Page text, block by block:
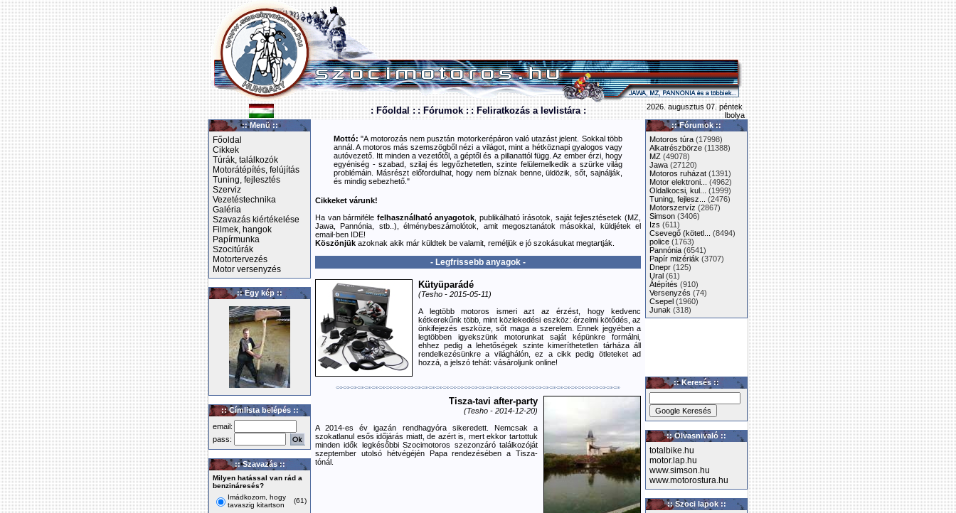
: Főoldal : : Fórumok : : Feliratkozás a levlistára :
2026. augusztus 07. péntek
Ibolya
:: Menü ::
Főoldal
Cikkek
Túrák, találkozók
Motorátépítés, felújítás
Tuning, fejlesztés
Szerviz
Vezetéstechnika
Galéria
Szavazás kiértékelése
Filmek, hangok
Papírmunka
Szocitúrák
Motortervezés
Motor versenyzés
:: Egy kép ::
:: Címlista belépés ::
email:
pass:
:: Szavazás ::
Milyen hatással van rád a
benzináresés?
Imádkozom, hogy
tavaszig kitartson
(61)
Mottó: "A motorozás nem pusztán motorkerépáron való utazást jelent. Sokkal több
annál. A motoros más szemszögből nézi a világot, mint a hétköznapi gyalogos vagy
autóvezető. Itt minden a vezetőtől, a géptől és a pillanattól függ. Az ember érzi, hogy
egyéniség - szabad, szilaj és legyőzhetetlen, szinte felülemelkedik a szürke világ
problémáin. Másrészt előfordulhat, hogy nem bíznak benne, üldözik, sőt, sajnálják,
és mindig sebezhető."
Cikkeket várunk!
Ha van bármiféle felhasználható anyagotok , publikálható írásotok, saját fejlesztésetek (MZ,
Jawa, Pannónia, stb..), élménybeszámolótok, amit megosztanátok másokkal, küldjétek el
email-ben IDE!
Köszönjük azoknak akik már küldtek be valamit, reméljük e jó szokásukat megtartják.
- Legfrissebb anyagok -
Kütyüparádé
(Tesho - 2015-05-11)
A legtöbb motoros ismeri azt az érzést, hogy kedvenc
kétkerekűnk több, mint közlekedési eszköz: érzelmi kötődés, az
önkifejezés eszköze, sőt maga a szerelem. Ennek jegyében a
legtöbben igyekszünk motorunkat saját képünkre formálni,
ehhez pedig a lehetőségek szinte kimeríthetetlen tárháza áll
rendelkezésünkre a világhálón, ez a cikk pedig ötleteket ad
hozzá, a jelszó tehát: vásároljunk online!
Tisza-tavi after-party
(Tesho - 2014-12-20)
A 2014-es év igazán rendhagyóra sikeredett. Nemcsak a
szokatlanul esős időjárás miatt, de azért is, mert ekkor tartottuk
minden idők legkésőbbi Szocimotoros szezonzáró találkozóját
szeptember utolsó hétvégéjén Papa rendezésében a Tisza-
tónál.
:: Fórumok ::
Motoros túra (17998)
Alkatrészbörze (11388)
MZ (49078)
Jawa (27120)
Motoros ruházat (1391)
Motor elektroni...
(4962)
Oldalkocsi, kul...
(1999)
Tuning, fejlesz...
(2476)
Motorszervíz (2867)
Simson (3406)
Izs (611)
Csevegő (kötetl...
(8494)
police (1763)
Pannónia (6541)
Papír mizériák (3707)
Dnepr (125)
Ural (61)
Átépítés (910)
Versenyzés (74)
Csepel (1960)
Junak (318)
:: Keresés ::
:: Olvasnivaló ::
totalbike.hu
motor.lap.hu
www.simson.hu
www.motorostura.hu
:: Szoci lapok ::